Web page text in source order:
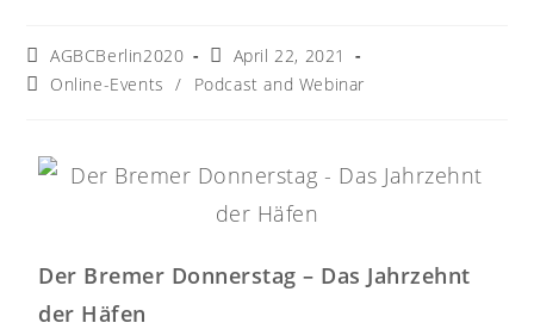
AGBCBerlin2020
April 22, 2021
Online-Events
/ Podcast and Webinar
Der Bremer Donnerstag – Das Jahrzehnt
der Häfen